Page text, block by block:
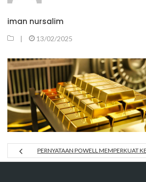
iman nursalim
| 13/02/2025
PERNYATAAN POWELL MEMPERKUAT